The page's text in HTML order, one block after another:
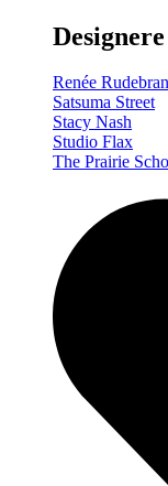
Designere
Renée
Satsuma Street
Stacy Nash
Studio Flax
The Prairie